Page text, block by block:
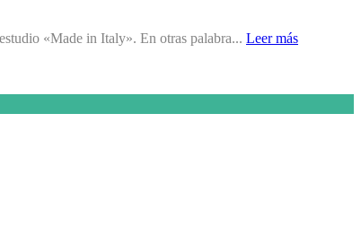
«Made in Italy». En otras palabra... Leer más